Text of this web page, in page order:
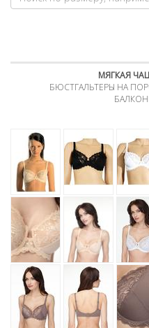
МЯГКАЯ
БЮСТГАЛЬТЕРЫ НА